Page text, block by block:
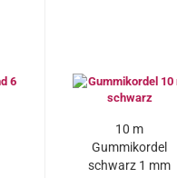
10 m
Gummikordel
schwarz 1 mm